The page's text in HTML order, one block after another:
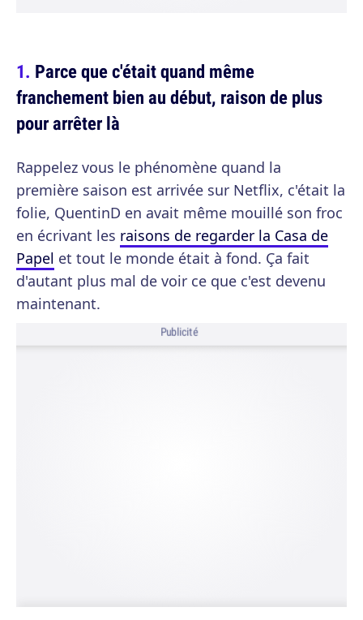
Parce que c'était quand même
franchement bien au début, raison de plus
pour arrêter là
Rappelez vous le phénomène quand la
première saison est arrivée sur Netflix, c'était la
folie, QuentinD en avait même mouillé son froc
en écrivant les raisons de regarder la Casa de
Papel et tout le monde était à fond. Ça fait
d'autant plus mal de voir ce que c'est devenu
maintenant.
Publicité